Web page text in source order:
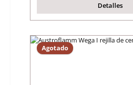
Detalles
Agotado